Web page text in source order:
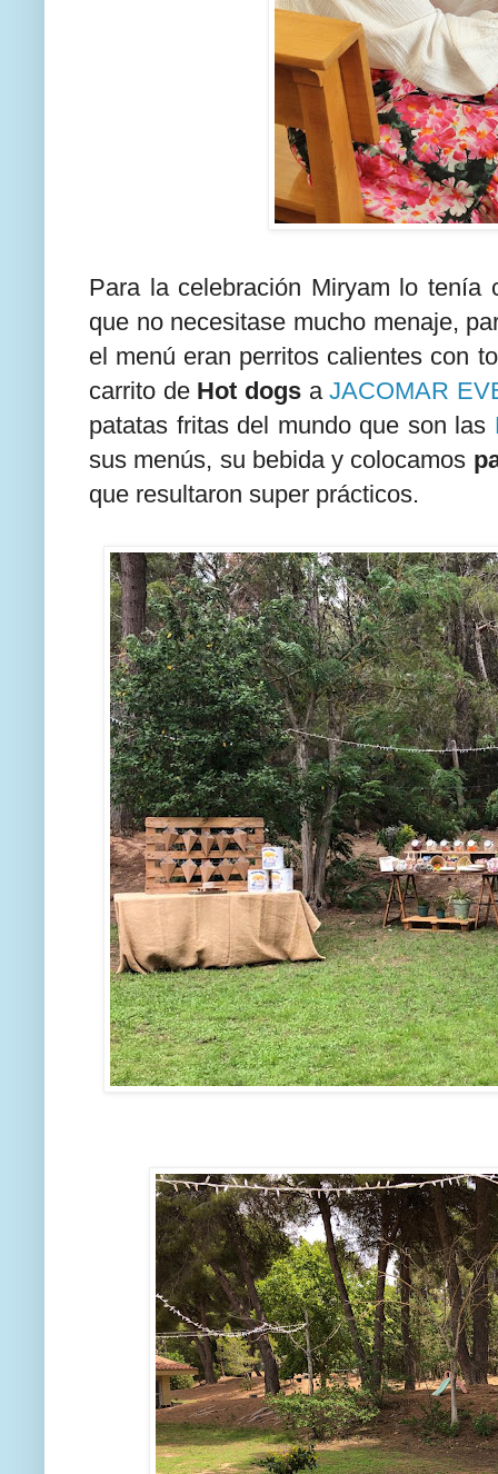
Para la celebración Miryam lo
que no necesitase mucho menaje,
el menú eran perritos calientes con
carrito de Hot dogsaJACOMAR
patatas fritas del mundo que son las
sus menús, su bebida y colocamos
que resultaron super prácticos.